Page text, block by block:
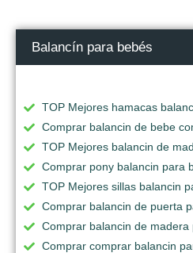
Balancín para bebés
TOP Mejores hamacas
Comprar balancin de bebe
TOP Mejores balancin de
Comprar pony balancin para
TOP Mejores sillas balancin
Comprar balancin de puerta
Comprar balancin de madera
Comprar comprar balancin